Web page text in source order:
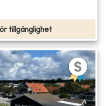
tillgänglighet